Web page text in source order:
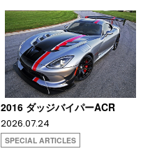
2016 ダッジバイパーACR
2026.07.24
SPECIAL ARTICLES